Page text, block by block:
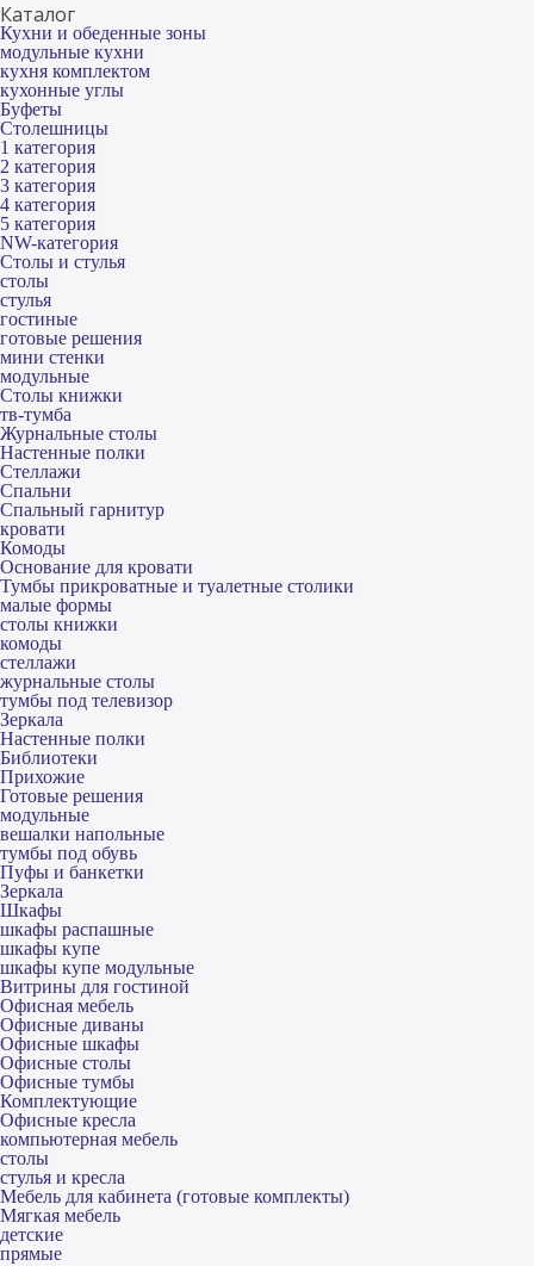
Каталог
Кухни и обеденные зоны
модульные кухни
кухня комплектом
кухонные углы
Буфеты
Столешницы
1 категория
2 категория
3 категория
4 категория
5 категория
NW-категория
Столы и стулья
столы
стулья
гостиные
готовые решения
мини стенки
модульные
Столы книжки
тв-тумба
Журнальные столы
Настенные полки
Стеллажи
Спальни
Спальный гарнитур
кровати
Комоды
Основание для кровати
Тумбы прикроватные и туалетные столики
малые формы
столы книжки
комоды
стеллажи
журнальные столы
тумбы под телевизор
Зеркала
Настенные полки
Библиотеки
Прихожие
Готовые решения
модульные
вешалки напольные
тумбы под обувь
Пуфы и банкетки
Зеркала
Шкафы
шкафы распашные
шкафы купе
шкафы купе модульные
Витрины для гостиной
Офисная мебель
Офисные диваны
Офисные шкафы
Офисные столы
Офисные тумбы
Комплектующие
Офисные кресла
компьютерная мебель
столы
стулья и кресла
Мебель для кабинета (готовые комплекты)
Мягкая мебель
детские
прямые